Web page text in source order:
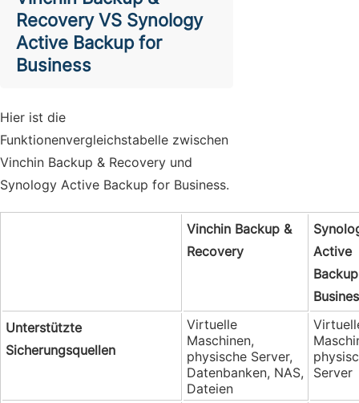
Recovery VS Synology
Active Backup for
Business
Hier ist die
Funktionenvergleichstabelle zwischen
Vinchin Backup & Recovery und
Synology Active Backup for Business.
Vinchin Backup &
Recovery
Active
Unterstützte
Sicherungsquellen
Virtuelle
Maschinen,
physische Server,
Datenbanken, NAS,
Dateien
Server